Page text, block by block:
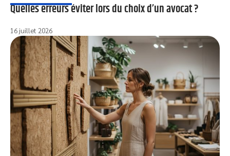
Quelles erreurs éviter lors du choix d’un avocat ?
16 juillet 2026